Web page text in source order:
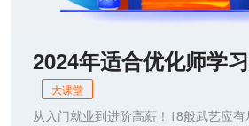
2024年适合优化师学
大课堂
从入门就业到进阶高薪！18般武艺应有